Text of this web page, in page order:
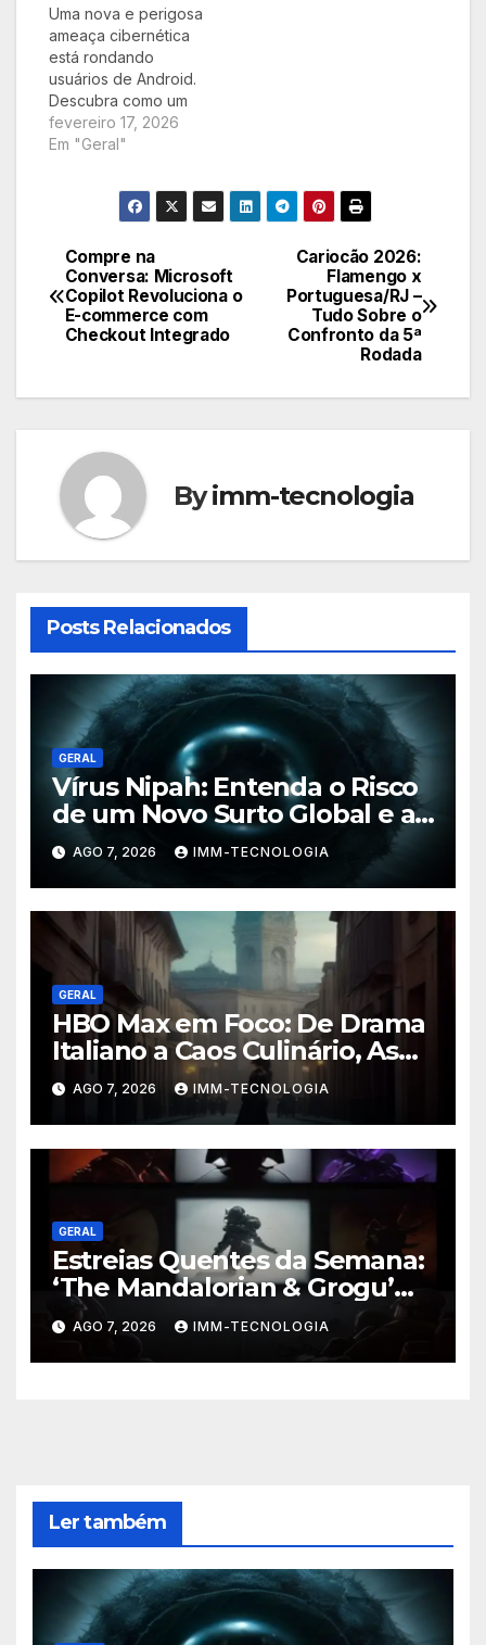
Web Services (AWS)
compartilha sua
perspectiva sobre
como a IA está
remodelando a
cibersegurança,…
Uma nova e perigosa
ameaça cibernética
está rondando
usuários de Android.
Descubra como um
malware sofisticado
utiliza a inteligência
para assumir o
controle total de
seus dados e
privacidade em
xeque. Entenda o
risco e saiba como se
proteger
fevereiro 17, 2026
Em "Geral"
Navegação
de
Cariocão 2026:
Flamengo x
Portuguesa/RJ –
Tudo Sobre o
Confronto da 5ª
Rodada
Compre na
Conversa: Microsoft
Copilot Revoluciona o
E-commerce com
Checkout Integrado
Byimm-tecnologia
Posts Relacionados
GERAL
Vírus Nipah: Entenda o Risco
de um Novo Surto Global e a
Preocupação dos
Especialistas
AGO 7, 2026 IMM-TECNOLOGIA
GERAL
HBO Max em Foco: De Drama
Italiano a Caos Culinário, As
Novidades Imperdíveis da
Semana (16 a 22 de Fevereiro)
AGO 7, 2026 IMM-TECNOLOGIA
GERAL
Estreias Quentes da Semana:
‘The Mandalorian & Grogu’
Anunciado e Outros
Lançamentos Imperdíveis!
AGO 7, 2026 IMM-TECNOLOGIA
Ler também